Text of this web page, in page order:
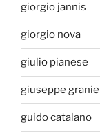
giorgio jannis
giorgio nova
giulio pianese
giuseppe
guido catalano